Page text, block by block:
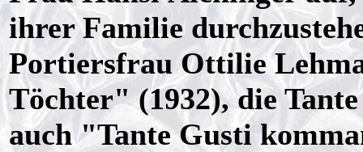
ihrer Familie
Portiersfrau Ottilie
Töchter" (1932), die
auch "Tante Gusti